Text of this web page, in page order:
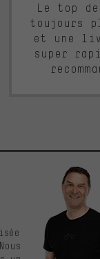
Le top
toujours
et une
super